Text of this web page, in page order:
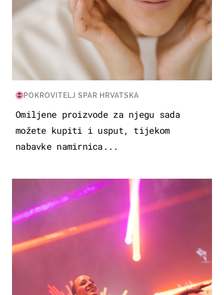
POKROVITELJ SPAR HRVATSKA
Omiljene proizvode za njegu sada
možete kupiti i usput, tijekom
nabavke namirnica...
KULTURA & ZABAVA